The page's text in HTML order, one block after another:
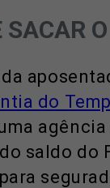
SACAR
do
saldo do